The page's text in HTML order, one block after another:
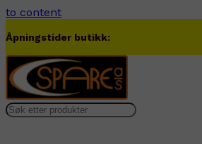
to content
Åpningstider butikk: